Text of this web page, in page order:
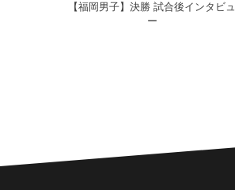
【福岡男子】決勝 試合後インタビュ
ー